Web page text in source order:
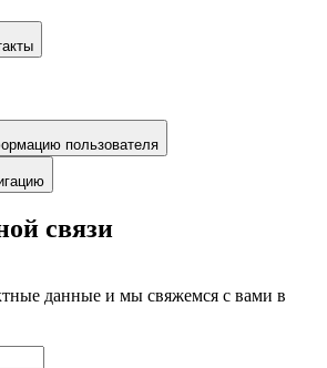
пользователя
связи
данные и мы свяжемся с вами в